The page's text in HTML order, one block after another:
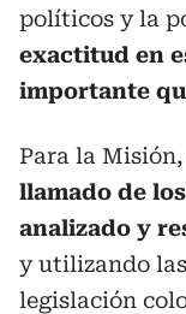
políticos y la
exactitud en
importante
Para la
llamado de
analizado y
y utilizando
legislación